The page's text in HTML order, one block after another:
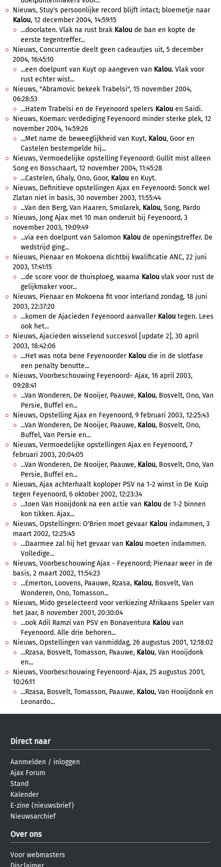
Nieuws, Stuy's persoonlijke record blijft intact; bloemetje naar
Kalou, 12 december 2004, 14:59:15
...doorlaten. Vlak na rust brak Kalou de ban en kopte de
eerste tegentreffer...
Nieuws, Concurrentie deelt geen cadeautjes uit, 5 december
2004, 16:45:10
...een doelpunt van Kuyt op aangeven van Kalou. Vlak voor
rust echter wist...
Nieuws, "Abramovic bekeek Trabelsi", 15 november 2004,
06:28:53
...Hatem Trabelsi en de Feyenoord spelers Kalou en Saidi.
Nieuws, Koeman: verdediging Feyenoord minder sterke plek, 12
november 2004, 14:59:26
...Met name de beweeglijkheid van Kuyt, Kalou, Goor en
Castelen bestempelde hij...
Nieuws, Vermoedelijke opstelling Feyenoord: Gullit mist alleen
Song en Bosschaart, 12 november 2004, 11:45:28
...Castelen, Ghaly, Ono, Goor, Kalou en Kuyt.
Nieuws, Definitieve opstellingen Ajax en Feyenoord: Sonck wel
Zlatan niet in basis, 30 november 2003, 11:55:44
...Van den Berg, Van Haaren, Smolarek, Kalou, Song, Pardo
Nieuws, Jong Ajax met 10 man onderuit bij Feyenoord, 3
november 2003, 19:09:49
...via een doelpunt van Salomon Kalou de openingstreffer. De
wedstrijd ging...
Nieuws, Pienaar en Mokoena dichtbij kwalificatie ANC, 22 juni
2003, 17:41:15
...de score voor de thuisploeg, waarna Kalou vlak voor rust de
gelijkmaker voor...
Nieuws, Pienaar en Mokoena fit voor interland zondag, 18 juni
2003, 22:37:20
...komen de Ajacieden Feyenoord aanvaller Kalou tegen. Lees
ook het...
Nieuws, Ajacieden wisselend succesvol [update 2], 30 april
2003, 18:42:06
...Het was nota bene Feyenoorder Kalou die in de slotfase
een penalty benutte...
Nieuws, Voorbeschouwing Feyenoord- Ajax, 16 april 2003,
09:28:41
...Van Wonderen, De Nooijer, Paauwe, Kalou, Bosvelt, Ono, Van
Persie, Buffel en...
Nieuws, Opstelling Ajax en Feyenoord, 9 februari 2003, 12:25:43
...Van Wonderen, De Nooijer, Paauwe, Kalou, Bosvelt, Ono,
Buffel, Van Persie en...
Nieuws, Vermoedelijke opstellingen Ajax en Feyenoord, 7
februari 2003, 20:04:05
...Van Wonderen, De Nooijer, Paauwe, Kalou, Bosvelt, Ono, Van
Persie, Buffel en...
Nieuws, Ajax achterhaalt koploper PSV na 1-2 winst in De Kuip
tegen Feyenoord, 6 oktober 2002, 12:23:34
...toen Van Hooijdonk na een actie van Kalou de 1-2 binnen
kon tikken. Ajax...
Nieuws, Opstellingen: O'Brien moet gevaar Kalou indammen, 3
maart 2002, 12:25:45
...Daarmee zal hij het gevaar van Kalou moeten indammen.
Volledige...
Nieuws, Voorbeschouwing Ajax - Feyenoord; Pienaar weer in de
basis, 2 maart 2002, 11:54:23
...Emerton, Loovens, Paauwe, Rzasa, Kalou, Bosvelt, Van
Wonderen, Ono, Tomasson...
Nieuws, Mido geselecteerd voor verkiezing Afrikaans Speler van
het Jaar, 8 november 2001, 20:30:04
...ook Adil Ramzi van PSV en Bonaventura Kalou van
Feyenoord. Alle drie behoren...
Nieuws, Opstellingen van vanmiddag, 26 augustus 2001, 12:18:02
...Rzasa, Bosvelt, Tomasson, Paauwe, Kalou, Van Hooijdonk
en...
Nieuws, Voorbeschouwing Feyenoord-Ajax, 25 augustus 2001,
10:26:11
...Rzasa, Bosvelt, Tomasson, Paauwe, Kalou, Van Hooijdonk en
Leonardo...
Direct naar
Aanmelden / inloggen
Ajax Forum
Stand
Kalender
E-zine (nieuwsbrief)
Nieuwsarchief
Over ons
Voor webmasters